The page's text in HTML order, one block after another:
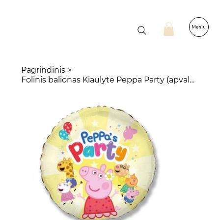
Meniu
Pagrindinis >
Folinis balionas Kiaulytė Peppa Party (apvalus), 46 cm